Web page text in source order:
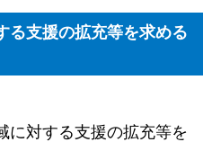
る支援の拡充等を求める
する支援の拡充等を